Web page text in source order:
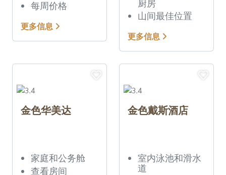
每周价格
更多信息
厨房
山间最佳位置
更多信息
金色华美达
家庭和公务舱
查看房间
金色戴斯酒店
室内泳池和滑水
道